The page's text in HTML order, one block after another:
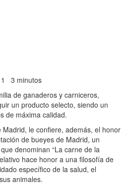
3 minutos
de ganaderos y carniceros,
un producto selecto, siendo un
de máxima calidad.
le confiere, además, el honor
de bueyes de Madrid, un
denominan “La carne de la
hace honor a una filosofía de
específico de la salud, el
animales.